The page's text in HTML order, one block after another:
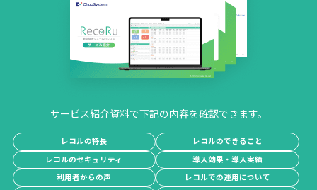
サービス紹介資料で下記の内容を確認できます。
レコルの特長
レコルのできること
レコルのセキュリティ
導入効果・導入実績
利用者からの声
レコルでの運用について